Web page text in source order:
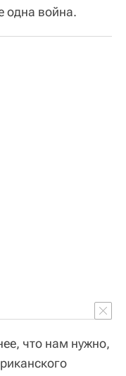
одна война.
что нам нужно,